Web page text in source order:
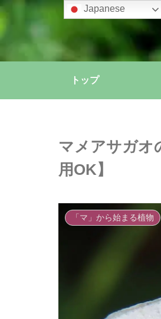
トップ
マメアサガオ
用OK】
「マ」から始まる植物
Japanese